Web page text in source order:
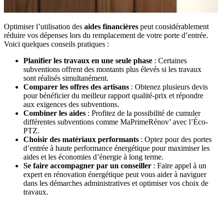
Optimiser l’utilisation des aides financières peut considérablement
réduire vos dépenses lors du remplacement de votre porte d’entrée.
Voici quelques conseils pratiques :
Planifier les travaux en une seule phase : Certaines
subventions offrent des montants plus élevés si les travaux
sont réalisés simultanément.
Comparer les offres des artisans : Obtenez plusieurs devis
pour bénéficier du meilleur rapport qualité-prix et répondre
aux exigences des subventions.
Combiner les aides : Profitez de la possibilité de cumuler
différentes subventions comme MaPrimeRénov’ avec l’Éco-
PTZ.
Choisir des matériaux performants : Optez pour des portes
d’entrée à haute performance énergétique pour maximiser les
aides et les économies d’énergie à long terme.
Se faire accompagner par un conseiller : Faire appel à un
expert en rénovation énergétique peut vous aider à naviguer
dans les démarches administratives et optimiser vos choix de
travaux.